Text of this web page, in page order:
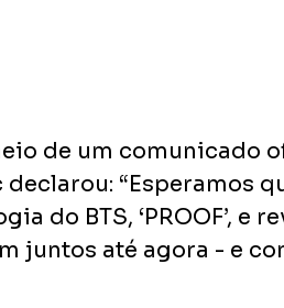
de um comunicado
declarou: “Esperamos
do BTS, ‘PROOF’, e
juntos até agora - e